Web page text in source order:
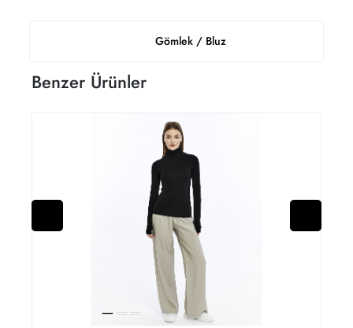
Gömlek / Bluz
Benzer Ürünler